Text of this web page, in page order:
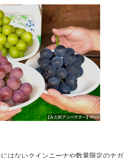
はないクインニーナや数量限定のナガ